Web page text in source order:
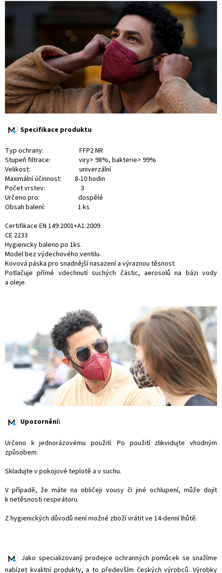
Specifikace produktu
Typ ochrany: FFP2 NR
Stupeň filtrace: viry> 98%, bakterie> 99%
Velikost: univerzální
Maximální účinnost: 8-10 hodin
Počet vrstev: 3
Určeno pro: dospělé
Obsah balení: 1 ks
Certifikace EN 149:2001+A1:2009
CE 2233
Hygienicky baleno po 1ks.
Model bez výdechového ventilu.
Kovová páska pro snadnější nasazení a výraznou těsnost.
Potlačuje přímé vdechnutí suchých částic, aerosolů na bázi vody
a oleje.
Upozornění:
Určeno k jednorázovému použití. Po použití zlikvidujte vhodným
způsobem.
Skladujte v pokojové teplotě a v suchu.
V případě, že máte na obličeji vousy či jiné ochlupení, může dojít
k netěsnosti respirátoru.
Z hygienických důvodů není možné zboží vrátit ve 14-denní lhůtě.
Jako specializovaný prodejce ochranných pomůcek se snažíme
nabízet kvalitní produkty, a to především českých výrobců. Výrobky